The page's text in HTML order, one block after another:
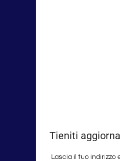
Tieniti
Lascia il tuo indirizzo